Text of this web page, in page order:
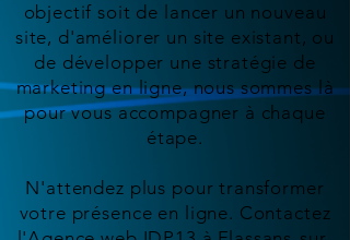
objectif soit de lancer un nouveau
site, d'améliorer un site existant, ou
de développer une stratégie de
marketing en ligne, nous sommes là
pour vous accompagner à chaque
étape.
N'attendez plus pour transformer
votre présence en ligne. Contactez